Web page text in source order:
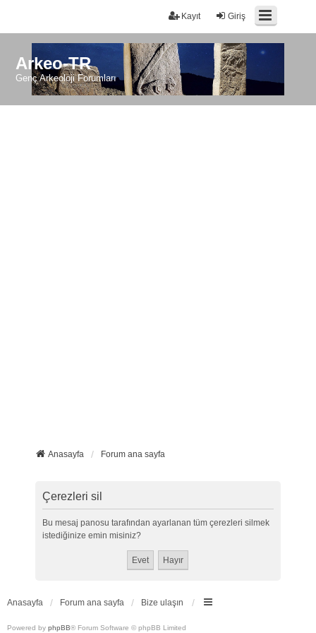
Giriş
Kayıt
Arkeo-TR
Genç Arkeoloji Forumları
Anasayfa Forum ana sayfa
Çerezleri sil
Bu mesaj panosu tarafından ayarlanan tüm çerezleri silmek
istediğinize emin misiniz?
Anasayfa Forum ana sayfa Bize ulaşın
Powered by phpBB® Forum Software © phpBB Limited